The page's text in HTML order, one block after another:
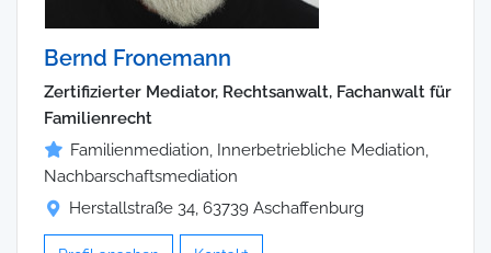
Bernd Fronemann
Zertifizierter Mediator, Rechtsanwalt, Fachanwalt für
Familienrecht
Familienmediation, Innerbetriebliche Mediation,
Nachbarschaftsmediation
Herstallstraße 34, 63739 Aschaffenburg